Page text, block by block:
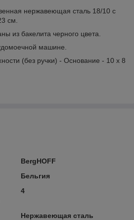
нержавеющая сталь 18/10 с
см.
из бакелита черного цвета.
машине.
(без ручки) - Основание - 10 х 8
BergHOFF
Бельгия
4
Нержавеющая сталь